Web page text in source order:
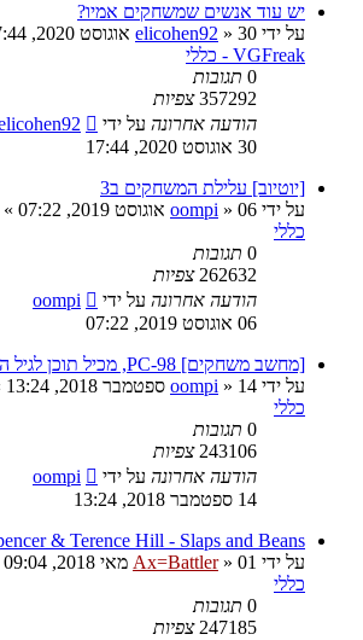
יש עוד אנשים שמשחקים אמיו?
על ידי
elicohen92 » 30 אוגוסט 2020, 17:44
VGFreak - כללי
0 תגובות
357292 צפיות
הודעה אחרונה על ידי
30 אוגוסט 2020, 17:44
[יוטיוב] עלילת המשחקים ב3
על ידי
oompi » 06 אוגוסט 2019, 07:22
כללי
0 תגובות
262632 צפיות
הודעה אחרונה על ידי
oompi
06 אוגוסט 2019, 07:22
[מחשב משחקים] PC-98, מכיל תוכן לגיל הבוגר!
על ידי
oompi » 14 ספטמבר 2018, 13:24
כללי
0 תגובות
243106 צפיות
הודעה אחרונה על ידי
oompi
14 ספטמבר 2018, 13:24
& Terence Hill - Slaps and Beans
על ידי
Ax=Battler» 01 מאי 2018, 09:04
כללי
0 תגובות
247185 צפיות